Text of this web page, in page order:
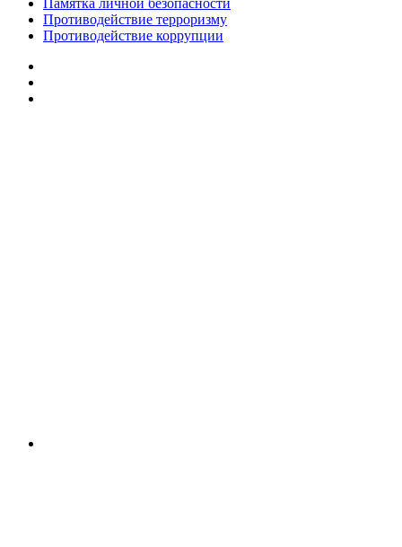
Памятка личной безопасности
Противодействие терроризму
Противодействие коррупции